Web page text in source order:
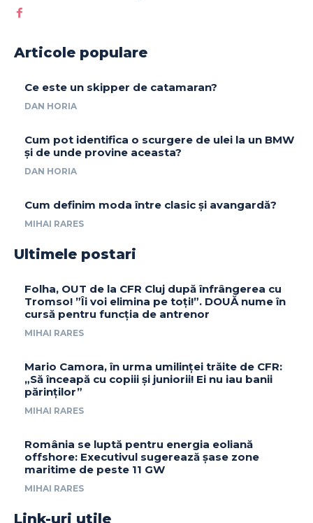
Articole populare
Ce este un skipper de catamaran?
DAN HORIA
Cum pot identifica o scurgere de ulei la un BMW
și de unde provine aceasta?
DAN HORIA
Cum definim moda între clasic și avangardă?
MIHAI RARES
Ultimele postari
Folha, OUT de la CFR Cluj după înfrângerea cu
Tromso! ”Îi voi elimina pe toți!”. DOUĂ nume în
cursă pentru funcția de antrenor
MIHAI RARES
Mario Camora, în urma umilinței trăite de CFR:
„Să înceapă cu copiii și juniorii! Ei nu iau banii
părinților”
MIHAI RARES
România se luptă pentru energia eoliană
offshore: Executivul sugerează șase zone
maritime de peste 11 GW
MIHAI RARES
Link-uri utile